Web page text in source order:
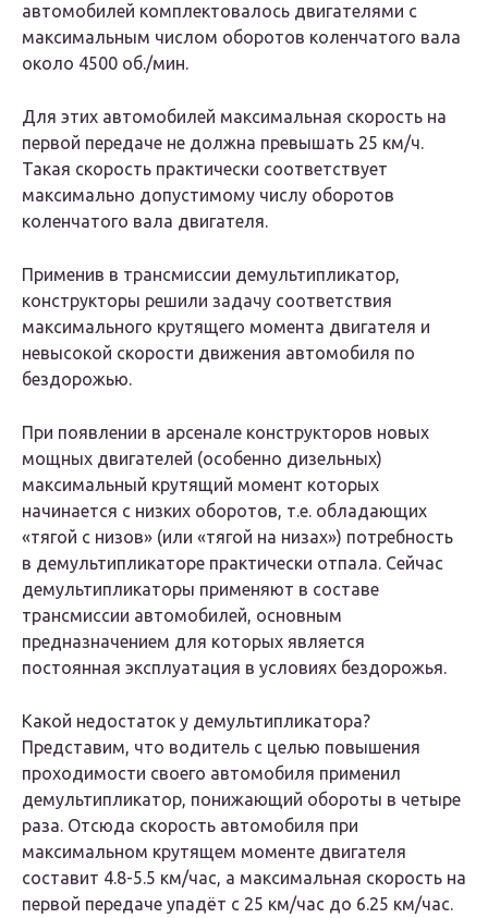
автомобилей комплектовалось двигателями с
максимальным числом оборотов коленчатого вала
около 4500 об./мин.
Для этих автомобилей максимальная скорость на
первой передаче не должна превышать 25 км/ч.
Такая скорость практически соответствует
максимально допустимому числу оборотов
коленчатого вала двигателя.
Применив в трансмиссии демультипликатор,
конструкторы решили задачу соответствия
максимального крутящего момента двигателя и
невысокой скорости движения автомобиля по
бездорожью.
При появлении в арсенале конструкторов новых
мощных двигателей (особенно дизельных)
максимальный крутящий момент которых
начинается с низких оборотов, т.е. обладающих
«тягой с низов» (или «тягой на низах») потребность
в демультипликаторе практически отпала. Сейчас
демультипликаторы применяют в составе
трансмиссии автомобилей, основным
предназначением для которых является
постоянная эксплуатация в условиях бездорожья.
Какой недостаток у демультипликатора?
Представим, что водитель с целью повышения
проходимости своего автомобиля применил
демультипликатор, понижающий обороты в четыре
раза. Отсюда скорость автомобиля при
максимальном крутящем моменте двигателя
составит 4.8-5.5 км/час, а максимальная скорость на
первой передаче упадёт с 25 км/час до 6.25 км/час.